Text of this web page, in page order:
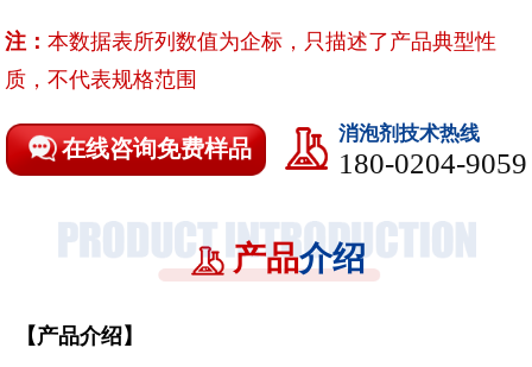
注：本数据表所列数值为企标，只描述了产品典型性
质，不代表规格范围
在线咨询免费样品
消泡剂技术热线
180-0204-9059
产品介绍
【产品介绍】